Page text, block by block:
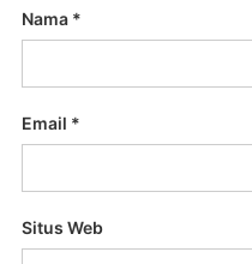
Nama *
Email *
Situs Web